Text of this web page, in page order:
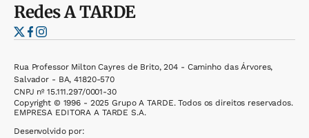
RedesA TARDE
Rua Professor Milton Cayres de Brito, 204 - Caminho das Árvores,
Salvador - BA, 41820-570
CNPJ nº 15.111.297/0001-30
Copyright © 1996 - 2025 Grupo A TARDE. Todos os direitos reservados.
EMPRESA EDITORA A TARDE S.A.
Desenvolvido por: